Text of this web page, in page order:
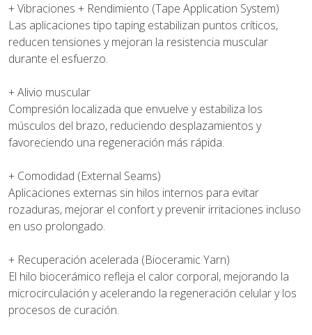
+ Vibraciones + Rendimiento (Tape Application System)
Las aplicaciones tipo taping estabilizan puntos críticos,
reducen tensiones y mejoran la resistencia muscular
durante el esfuerzo.
+ Alivio muscular
Compresión localizada que envuelve y estabiliza los
músculos del brazo, reduciendo desplazamientos y
favoreciendo una regeneración más rápida.
+ Comodidad (External Seams)
Aplicaciones externas sin hilos internos para evitar
rozaduras, mejorar el confort y prevenir irritaciones incluso
en uso prolongado.
+ Recuperación acelerada (Bioceramic Yarn)
El hilo biocerámico refleja el calor corporal, mejorando la
microcirculación y acelerando la regeneración celular y los
procesos de curación.